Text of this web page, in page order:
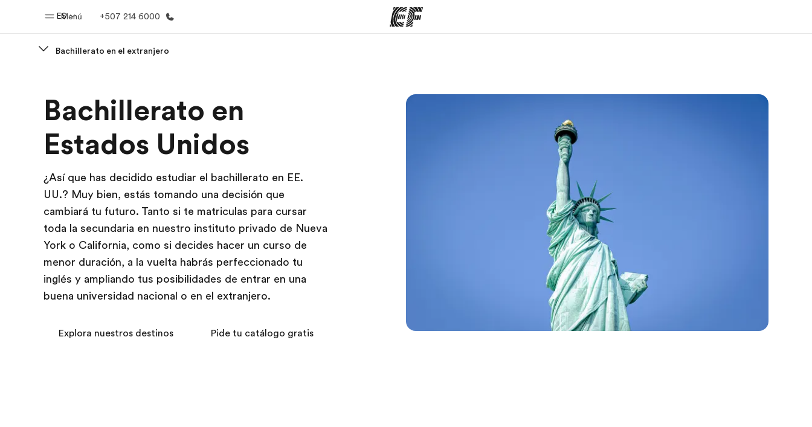
Menú
ES +507 214 6000
Bienvenido a EF Ver todo lo que hacemos Encuentra una oficina
Bachillerato en el extranjero
Bachillerato en
Estados Unidos
¿Así que has decidido estudiar el bachillerato en EE.
UU.? Muy bien, estás tomando una decisión que
cambiará tu futuro. Tanto si te matriculas para cursar
toda la secundaria en nuestro instituto privado de Nueva
York o California, como si decides hacer un curso de
menor duración, a la vuelta habrás perfeccionado tu
inglés y ampliando tus posibilidades de entrar en una
buena universidad nacional o en el extranjero.
Explora nuestros destinos Pide tu catálogo gratis